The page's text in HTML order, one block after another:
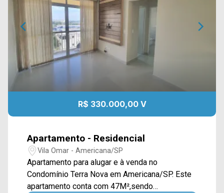
R$ 330.000,00 V
Apartamento - Residencial
Vila Omar - Americana/SP
Apartamento para alugar e à venda no
Condomínio Terra Nova em Americana/SP. Este
apartamento conta com 47M²,sendo